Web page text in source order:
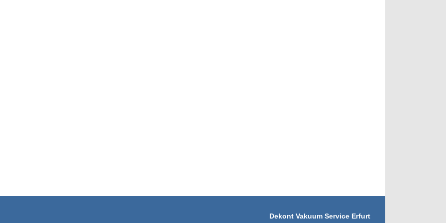
Dekont Vakuum Service Erfurt